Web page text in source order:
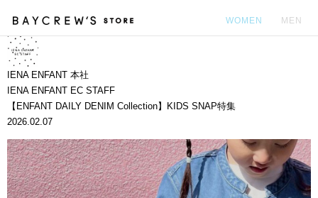
WOMEN MEN
IENA ENFANT 本社
IENA ENFANT EC STAFF
【ENFANT DAILY DENIM Collection】KIDS SNAP特集
2026.02.07